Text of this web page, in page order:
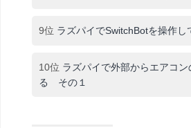
9位 ラズパイでSwitchBotを操作し
10位 ラズパイで外部からエアコ
る その１